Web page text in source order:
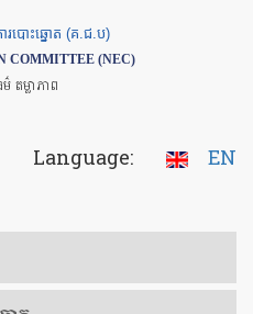
របោះឆ្នោត (គ.ជ.ប)
COMMITTEE (NEC)
តម្លាភាព
Language: EN